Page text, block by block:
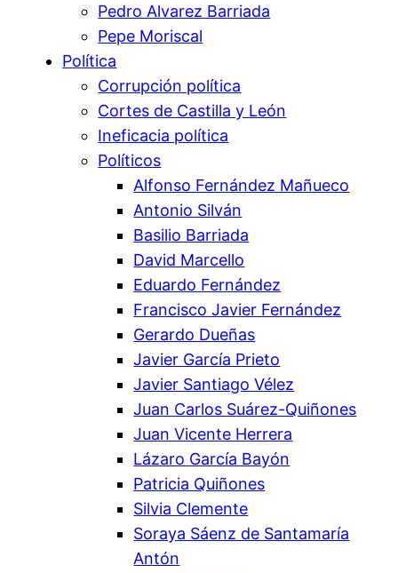
Pedro Alvarez Barriada
Pepe Moriscal
Política
Corrupción política
Cortes de Castilla y León
Ineficacia política
Políticos
Alfonso Fernández Mañueco
Antonio Silván
Basilio Barriada
David Marcello
Eduardo Fernández
Francisco Javier Fernández
Gerardo Dueñas
Javier García Prieto
Javier Santiago Vélez
Juan Carlos Suárez-Quiñones
Juan Vicente Herrera
Lázaro García Bayón
Patricia Quiñones
Silvia Clemente
Soraya Sáenz de Santamaría
Antón